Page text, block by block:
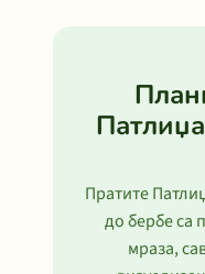
Пратите
до бербе са
мраза,